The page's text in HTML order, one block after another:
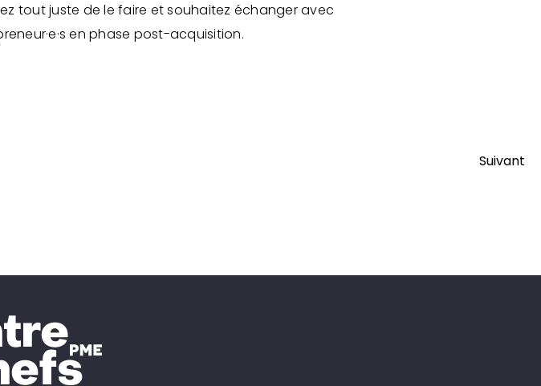
tout juste de le faire et souhaitez échanger avec
en phase post-acquisition.
Suivant